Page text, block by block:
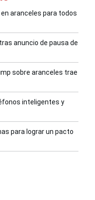
aranceles para todos
anuncio de pausa de
sobre aranceles trae
inteligentes y
para lograr un pacto